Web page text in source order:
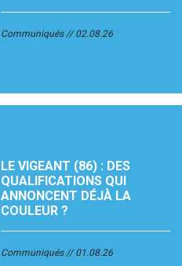
Communiqués 02.08.26
LE VIGEANT (86) : DES
QUALIFICATIONS QUI
ANNONCENT DÉJÀ LA
COULEUR ?
Communiqués 01.08.26